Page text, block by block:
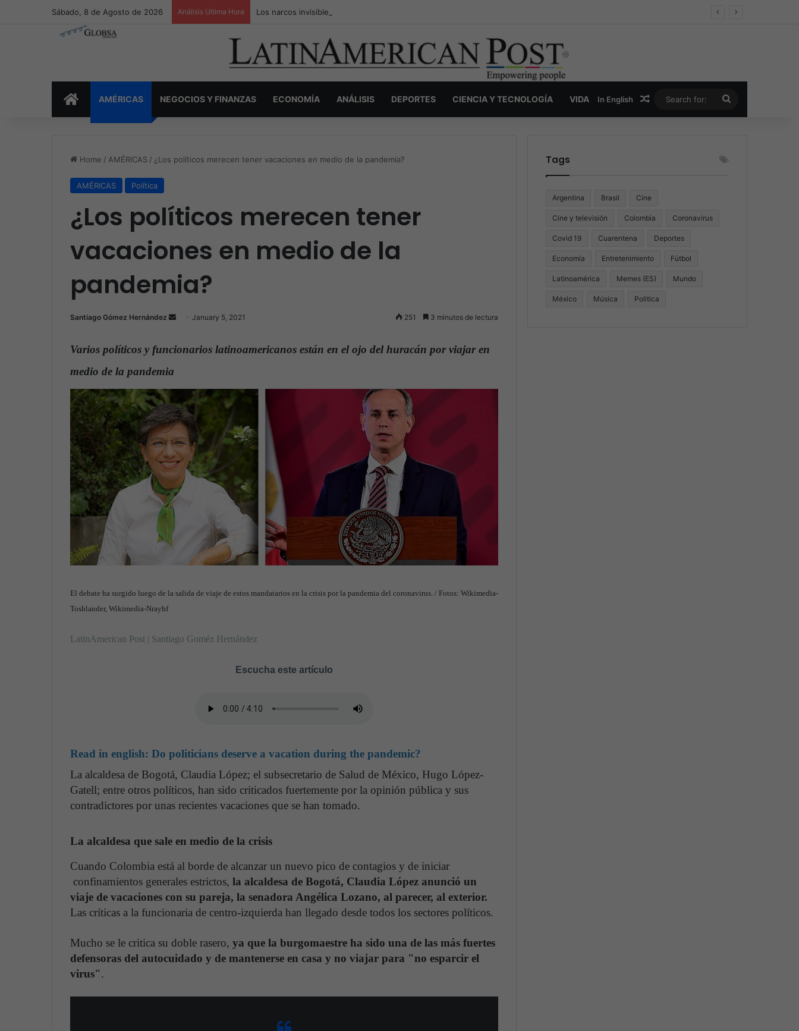
Sábado, 8 de Agosto de 2026 Análisis Última Hora Los narcos invisibles de Colombia: la guerra secreta por la verdad, el poder y la nueva economía de la droga
INICIOAMÉRICAS NEGOCIOS Y FINANZAS ECONOMÍA ANÁLISIS DEPORTES CIENCIA Y TECNOLOGÍA VIDA In English Random Article
for:
Home / AMÉRICAS / ¿Los políticos merecen tener vacaciones en medio de la pandemia?
AMÉRICAS Política
¿Los políticos merecen tener
vacaciones en medio de la
pandemia?
Santiago Gómez Hernández
n
n
e
m
i
l
January 5, 2021 251 3 minutos de lectura
Varios políticos y funcionarios latinoamericanos están en el ojo del huracán por viajar en
medio de la pandemia
El debate ha surgido luego de la salida de viaje de estos mandatarios en la crisis por la pandemia del coronavirus. / Fotos: Wikimedia-
Toshlander, Wikimedia-Nrayhf
LatinAmerican Post | Santiago Goméz Hernández
Escucha este artículo
Read in english: Do politicians deserve a vacation during the pandemic?
La alcaldesa de Bogotá, Claudia López; el subsecretario de Salud de México, Hugo López-
Gatell; entre otros políticos, han sido criticados fuertemente por la opinión pública y sus
contradictores por unas recientes vacaciones que se han tomado.
La alcaldesa que sale en medio de la crisis
Cuando Colombia está al borde de alcanzar un nuevo pico de contagios y de iniciar
confinamientos generales estrictos, la alcaldesa de Bogotá, Claudia López anunció un
viaje de vacaciones con su pareja, la senadora Angélica Lozano, al parecer, al exterior.
Las críticas a la funcionaria de centro-izquierda han llegado desde todos los sectores políticos.
Mucho se le critica su doble rasero, ya que la burgomaestre ha sido una de las más fuertes
defensoras del autocuidado y de mantenerse en casa y no viajar para "no esparcir el
virus".
Tags
Argentina Brasil Cine
Cine y televisión Colombia Coronavirus
Covid 19 Cuarentena Deportes
Economía Entretenimiento Fútbol
Latinoamérica Memes (ES) Mundo
México Música Politica